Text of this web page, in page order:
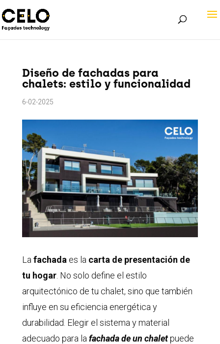
Diseño de fachadas para
chalets: estilo y funcionalidad
6-02-2025
La fachada es la carta de presentación de
tu hogar. No solo define el estilo
arquitectónico de tu chalet, sino que también
influye en su eficiencia energética y
durabilidad. Elegir el sistema y material
adecuado para la fachada de un chaletpuede